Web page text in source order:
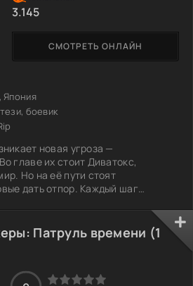
боевик
новая угроза —
главе их стоит Диватокс,
Но на её пути стоят
дать отпор. Каждый шаг
в то время как рейнджеры
защитить свою планету. Пираты
без боя, и борьба между ними и
всё более напряжённой. Как же
Что ждет по ту сторону
СМОТРЕТЬ ОНЛАЙН
3.145
Патруль времени (1